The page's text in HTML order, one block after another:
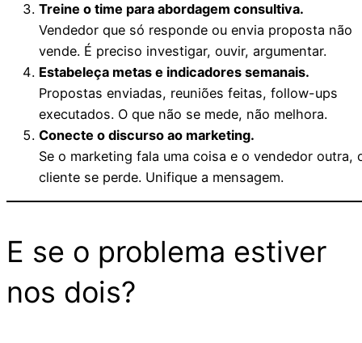
Treine o time para abordagem consultiva.
Vendedor que só responde ou envia proposta não
vende. É preciso investigar, ouvir, argumentar.
Estabeleça metas e indicadores semanais.
Propostas enviadas, reuniões feitas, follow-ups
executados. O que não se mede, não melhora.
Conecte o discurso ao marketing.
Se o marketing fala uma coisa e o vendedor outra,
cliente se perde. Unifique a mensagem.
E se o problema estiver
nos dois?